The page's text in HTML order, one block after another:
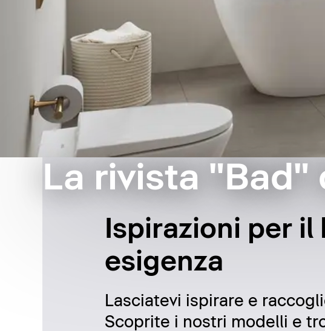
La rivista "Bad"
Ispirazioni per
esigenza
Lasciatevi ispirare e
Scoprite i nostri modelli e